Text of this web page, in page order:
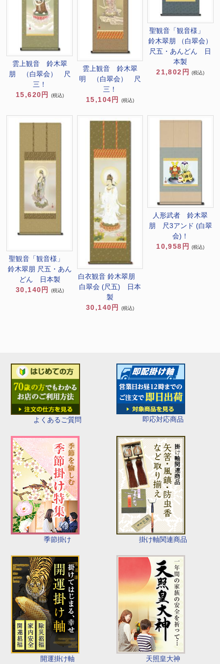
よくあるご質問 即応対応商品
季節掛け 掛け軸関連商品
開運掛け軸 天照皇大神
雲上観音 鈴木翠
朋 （白翠会） 尺
三！
15,620円
(税込)
雲上観音 鈴木翠
明 （白翠会） 尺
三！
15,104円
(税込)
聖観音「観音様」
鈴木翠朋 （白翠会）
尺五・あんどん 日
本製
21,802円
(税込)
聖観音「観音様」
鈴木翠朋 尺五・あん
どん 日本製
30,140円
(税込)
白衣観音 鈴木翠朋
白翠会 (尺五) 日本
製
30,140円
(税込)
人形武者 鈴木翠
朋 尺3アンド (白翠
会)！
10,958円
(税込)